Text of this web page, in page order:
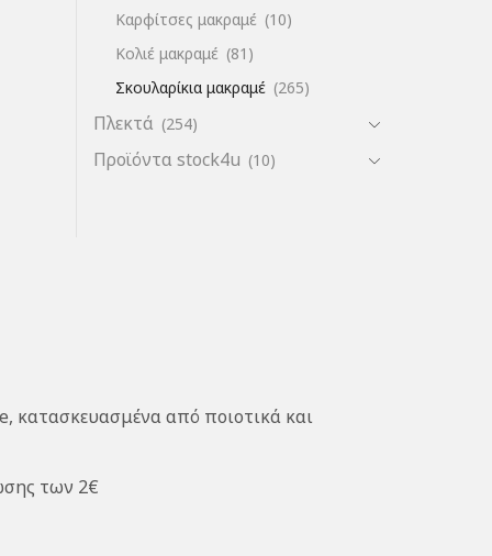
Καρφίτσες μακραμέ (10)
Κολιέ μακραμέ (81)
Σκουλαρίκια μακραμέ (265)
Πλεκτά (254)
Προϊόντα stock4u (10)
κατασκευασμένα από ποιοτικά και
των 2€